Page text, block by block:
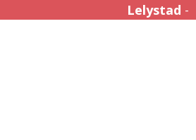
Lelystad -